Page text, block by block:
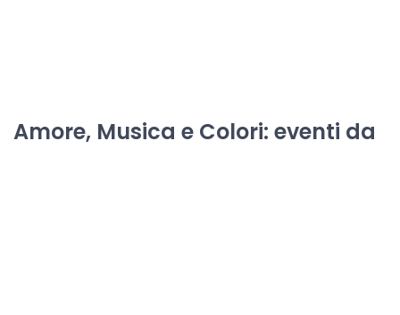
Amore, Musica e Colori: eventi da